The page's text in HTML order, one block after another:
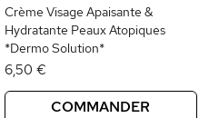
Crème Visage Apaisante &
Hydratante Peaux Atopiques
*Dermo Solution*
6,50 €
COMMANDER